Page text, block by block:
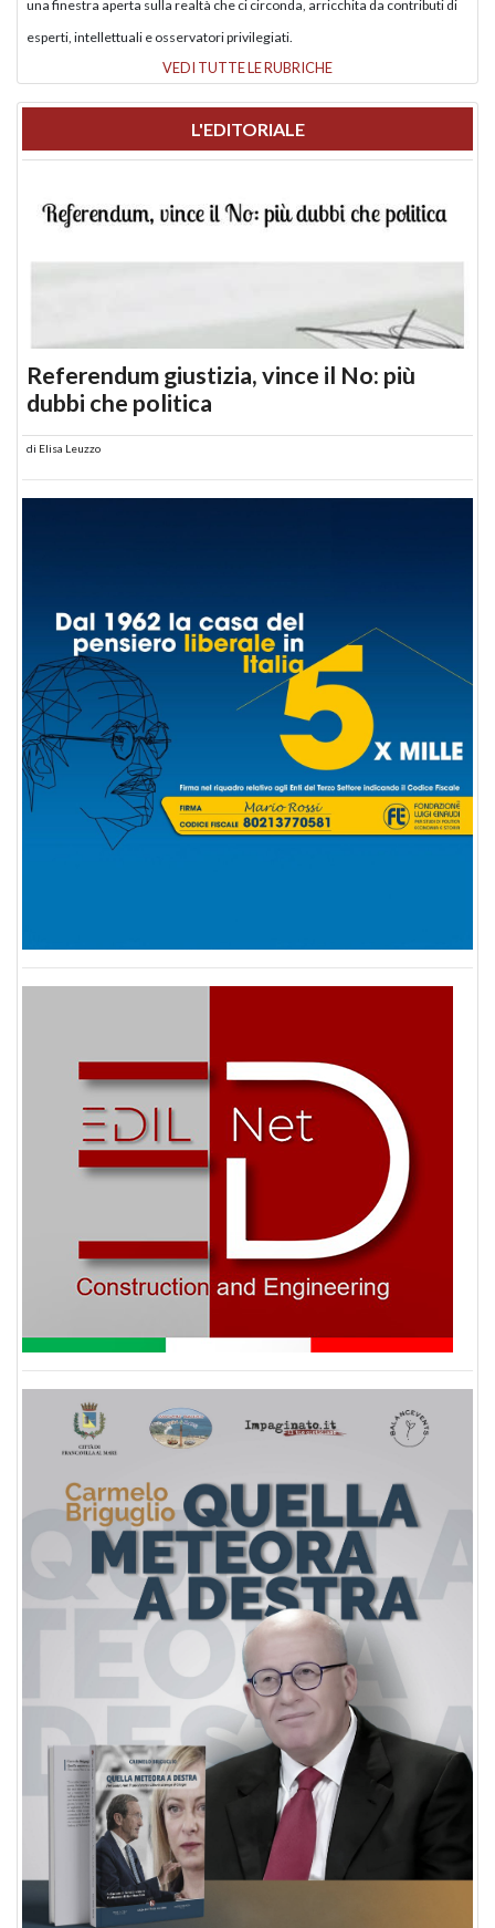
una finestra aperta sulla realtà che ci circonda, arricchita da contributi di
esperti, intellettuali e osservatori privilegiati.
VEDI TUTTE LE RUBRICHE
L'EDITORIALE
Referendum giustizia, vince il No: più
dubbi che politica
di Elisa Leuzzo